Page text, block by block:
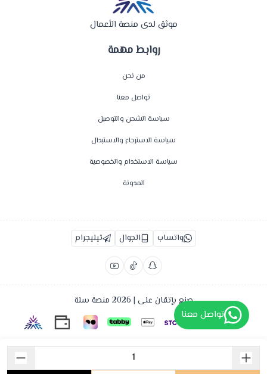
روابط مهمة
من نحن
تواصل معنا
سياسة الشحن والتوصيل
سياسة الاسترجاع والاستبدال
سياسة الاستخدام والخصوصية
المدونة
موثق لدى منصة الأعمال
واتساب الجوال تيليجرام
صنع بإتقان على | 2026 منصة سلة
تواصل معنا